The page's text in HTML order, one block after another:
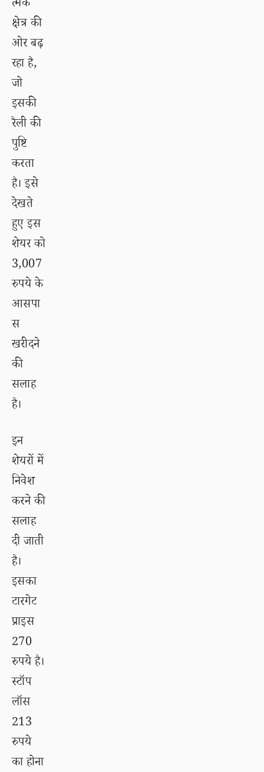
त्मक
क्षेत्र की
ओर बढ़
रहा है,
जो
इसकी
रैली की
पुष्टि
करता
है। इसे
देखते
हुए इस
शेयर को
3,007
रुपये के
आसपा
स
खरीदने
की
सलाह
है।
इन
शेयरों में
निवेश
करने की
सलाह
दी जाती
है।
इसका
टारगेट
प्राइस
270
रुपये है।
स्टॉप
लॉस
213
रुपये
का होना